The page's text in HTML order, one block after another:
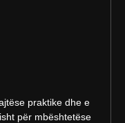
praktike dhe e
për mbështetëse